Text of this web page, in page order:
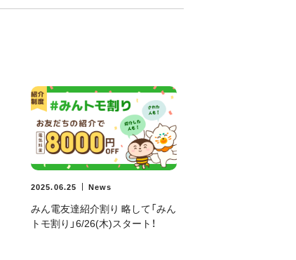
2025.06.25 News
みん電友達紹介割り 略して「みん
トモ割り」6/26(木)スタート！